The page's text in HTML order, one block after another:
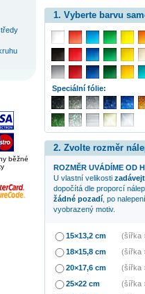
běžné
1. Vyberte barvu
Speciální fólie:
2. Zvolte rozměr
ROZMĚR UVÁDÍME OD
U vlastní velikosti
dopočítá dle proporcí
žádné pozadí, po
vyobrazený motiv.
15×13,2 cm (šířka
18×15,8 cm
(šířka
20×17,6 cm
(šířka
25×22 cm
(šířka